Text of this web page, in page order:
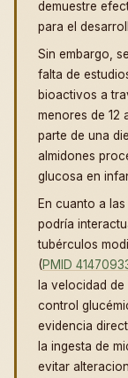
demuestre
para el
Sin embargo,
falta de
bioactivos a
menores de 12
parte de una
almidones
glucosa en
En cuanto a
podría
tubérculos
(PMID
la velocidad
control
evidencia
la ingesta de
evitar